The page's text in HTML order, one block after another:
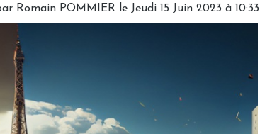
Romain POMMIER le Jeudi 15 Juin 2023 à 10:33